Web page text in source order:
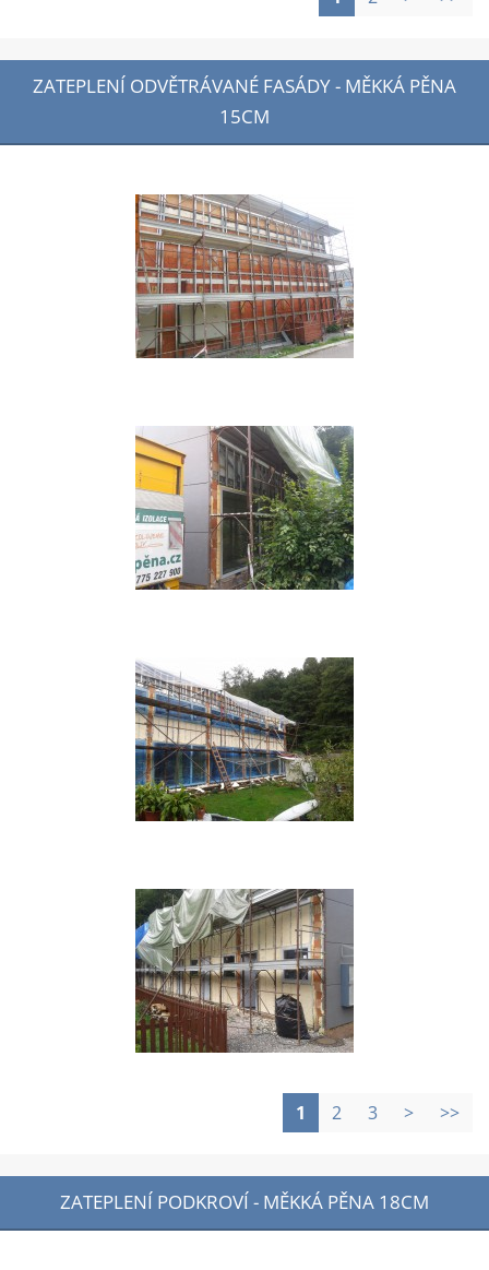
ZATEPLENÍ ODVĚTRÁVANÉ FASÁDY - MĚKKÁ PĚNA
15CM
1 2 3 > >>
ZATEPLENÍ PODKROVÍ - MĚKKÁ PĚNA 18CM